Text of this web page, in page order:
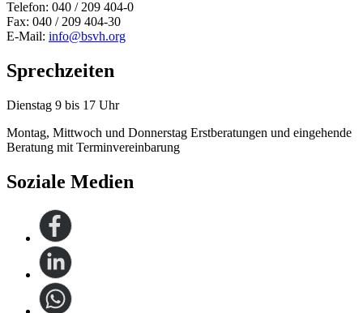
Telefon: 040 / 209 404-0
Fax: 040 / 209 404-30
E-Mail: info@bsvh.org
Sprechzeiten
Dienstag 9 bis 17 Uhr
Montag, Mittwoch und Donnerstag Erstberatungen und eingehende
Beratung mit Terminvereinbarung
Soziale Medien